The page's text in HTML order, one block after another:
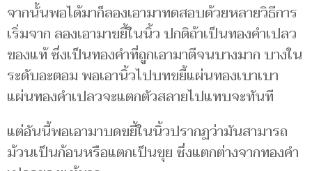
จากนั้นพอได้มาก็ลองเอามาทดสอบด้วยหลายวิธีการ
เริ่มจาก ลองเอามาขยี้ในนิ้ว ปกติถ้าเป็นทองคำเปลว
ของแท้ ซึ่งเป็นทองคำที่ถูกเอามาตีจนบางมาก บางใน
ระดับอะตอม พอเอานิ้วไปบทขยี้แผ่นทองเบาเบา
แผ่นทองคำเปลวจะแตกตัวสลายไปแทบจะทันที
แต่อันนี้พอเอามาบดขยี้ในนิ้วปรากฏว่ามันสามารถ
ม้วนเป็นก้อนหรือแตกเป็นขุย ซึ่งแตกต่างจากทองคำ